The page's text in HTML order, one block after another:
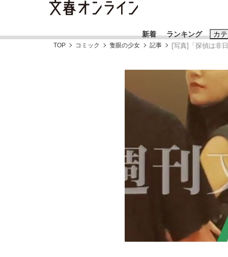
新着 ランキング カ
「90%は失敗する。でも…」本田圭佑が初
終戦から81年
おすすめの
#藤田晋
#三
#玉木雄一郎
TOP コミック 隻眼の少女 記事 [写真]「探偵は非